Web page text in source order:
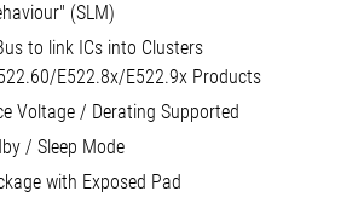
(SLM)
to link ICs into Clusters
E522.8x/E522.9x Products
Voltage / Derating Supported
/ Sleep Mode
with Exposed Pad